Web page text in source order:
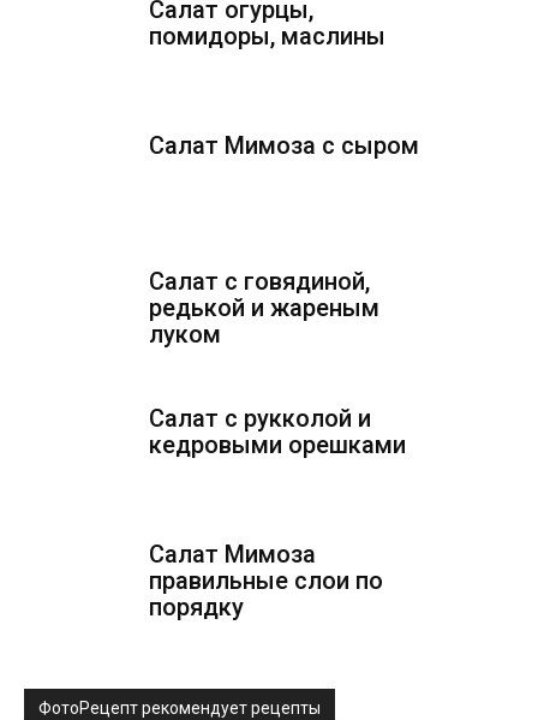
Салат огурцы,
помидоры, маслины
Салат Мимоза с сыром
Салат с говядиной,
редькой и жареным
луком
Салат с рукколой и
кедровыми орешками
Салат Мимоза
правильные слои по
порядку
ФотоРецепт рекомендует рецепты